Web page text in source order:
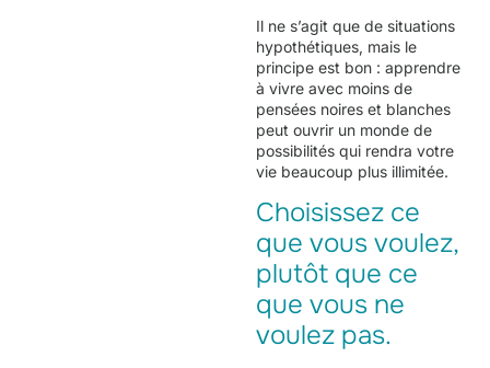
Il ne s’agit que de situations
hypothétiques, mais le
principe est bon : apprendre
à vivre avec moins de
pensées noires et blanches
peut ouvrir un monde de
possibilités qui rendra votre
vie beaucoup plus illimitée.
Choisissez ce
que vous voulez,
plutôt que ce
que vous ne
voulez pas.